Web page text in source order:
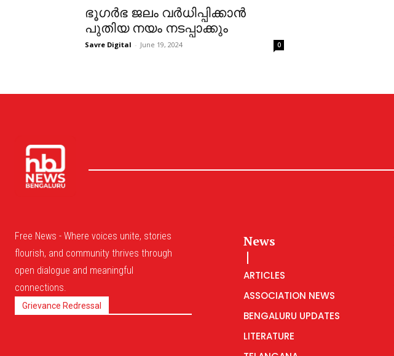
ഭൂഗർഭ ജലം വർധിപ്പിക്കാൻ
പുതിയ നയം നടപ്പാക്കും
Savre Digital - June 19, 2024 0
Free News - Where voices unite, stories
flourish, and community thrives through
open dialogue and meaningful
connections.
Grievance Redressal
News
ARTICLES
ASSOCIATION NEWS
BENGALURU UPDATES
LITERATURE